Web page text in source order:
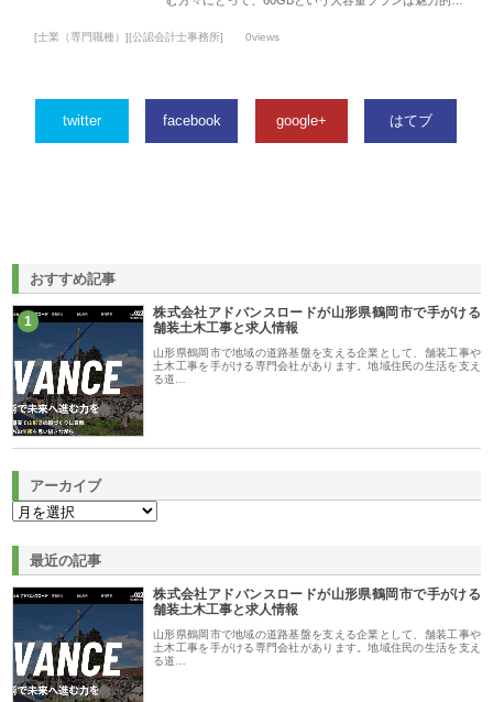
[士業（専門職種）][公認会計士事務所] 0views
twitter facebook google+ はてブ
おすすめ記事
1
株式会社アドバンスロードが山形県鶴岡市で手がける
舗装土木工事と求人情報
山形県鶴岡市で地域の道路基盤を支える企業として、舗装工事や
土木工事を手がける専門会社があります。地域住民の生活を支え
る道…
アーカイブ
最近の記事
株式会社アドバンスロードが山形県鶴岡市で手がける
舗装土木工事と求人情報
山形県鶴岡市で地域の道路基盤を支える企業として、舗装工事や
土木工事を手がける専門会社があります。地域住民の生活を支え
る道…